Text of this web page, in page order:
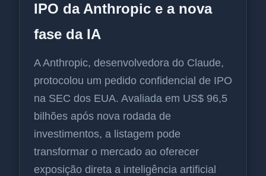
IPO da Anthropic e a nova
fase da IA
A Anthropic, desenvolvedora do Claude,
protocolou um pedido confidencial de IPO
na SEC dos EUA. Avaliada em US$ 96,5
bilhões após nova rodada de
investimentos, a listagem pode
transformar o mercado ao oferecer
exposição direta a inteligência artificial